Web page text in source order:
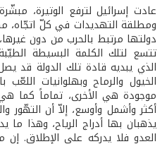
عادت إسرائيل لترفع الوتيرة،
ومطلقة التهديدات في كلّ اتجّاه،
دولتها مرتبط بالحرب من دون
تتسع لتلك الكلمة البسيطة
الذي يبديه قادة تلك الدولة قد
الخيول والرماح وبهلوانيات اللعّب
موجودة هي الأخرى، تماماً كما
أكثر وأشمل وأوسع، إلاّ أن التهّور
يذهبان بها أدراج الرياح، وهذا ما
العدو فلا يدركه على الإطلاق.